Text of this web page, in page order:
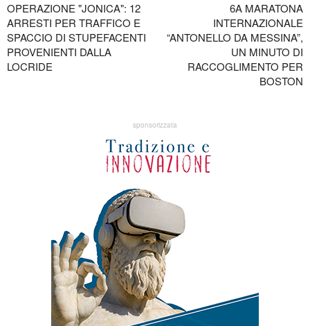
OPERAZIONE "JONICA": 12
ARRESTI PER TRAFFICO E
SPACCIO DI STUPEFACENTI
PROVENIENTI DALLA
LOCRIDE
6A MARATONA
INTERNAZIONALE
“ANTONELLO DA MESSINA”,
UN MINUTO DI
RACCOGLIMENTO PER
BOSTON
sponsorizzata